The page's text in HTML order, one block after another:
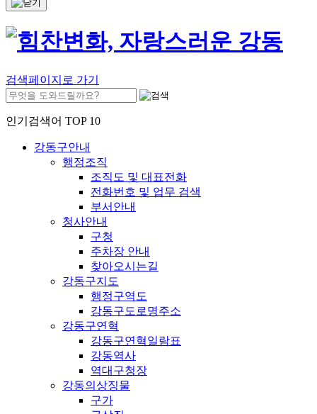
검색페이지로 가기
인기검색어 TOP 10
강동구안내
행정조직
조직도 및 대표전화
전화번호 및 업무 검색
부서안내
청사안내
구청
주차장 안내
찾아오시는길
강동구지도
행정구역도
강동구도로명주소
강동구연혁
강동구연혁일람표
강동역사
역대구청장
강동의상징물
구가